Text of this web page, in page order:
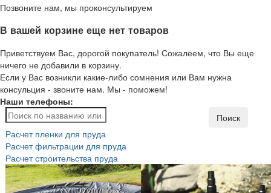
Позвоните нам, мы проконсультируем
В вашей корзине еще нет товаров
Приветствуем Вас, дорогой покупатель! Сожалеем, что Вы еще
ничего не добавили в корзину.
Если у Вас возникли какие-либо сомнения или Вам нужна
консульция - звоните нам. Мы - поможем!
Наши телефоны:
Поиск
Расчет пленки для пруда
Расчет фильтрации для пруда
Расчет строительства пруда